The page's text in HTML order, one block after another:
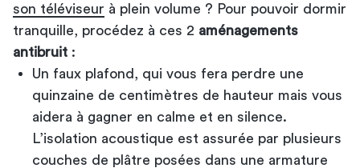
son téléviseur à plein volume ? Pour pouvoir dormir
tranquille, procédez à ces 2 aménagements
antibruit :
Un faux plafond, qui vous fera perdre une
quinzaine de centimètres de hauteur mais vous
aidera à gagner en calme et en silence.
L’isolation acoustique est assurée par plusieurs
couches de plâtre posées dans une armature